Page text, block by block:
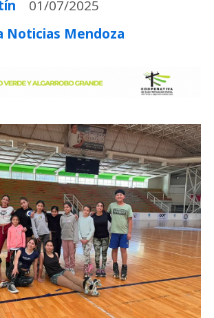
01/07/2025
Noticias Mendoza